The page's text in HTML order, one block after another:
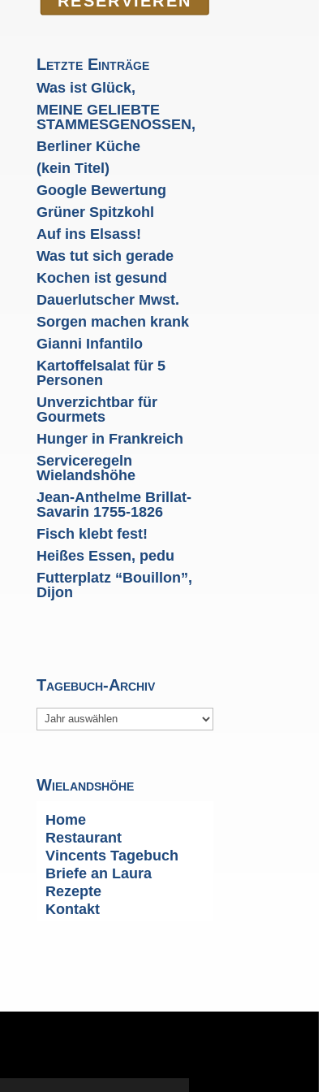
Letzte Einträge
Was ist Glück,
MEINE GELIEBTE
STAMMESGENOSSEN,
Berliner Küche
(kein Titel)
Google Bewertung
Grüner Spitzkohl
Auf ins Elsass!
Was tut sich gerade
Kochen ist gesund
Dauerlutscher Mwst.
Sorgen machen krank
Gianni Infantilo
Kartoffelsalat für 5
Personen
Unverzichtbar für
Gourmets
Hunger in Frankreich
Serviceregeln
Wielandshöhe
Jean-Anthelme Brillat-
Savarin 1755-1826
Fisch klebt fest!
Heißes Essen, pedu
Futterplatz “Bouillon”,
Dijon
Tagebuch-Archiv
Archiv
Wielandshöhe
Home
Restaurant
Vincents Tagebuch
Briefe an Laura
Rezepte
Kontakt